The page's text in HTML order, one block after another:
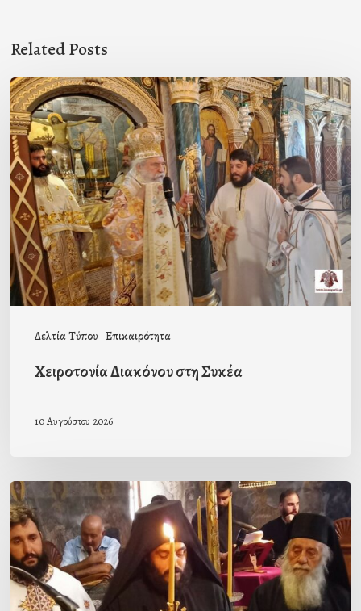
Related Posts
Δελτία Τύπου Επικαιρότητα
Χειροτονία
Διακόνου
στη
Συκέα
Χειροτονία Διακόνου στη Συκέα
10 Αυγούστου 2026
Μοναχική
κουρά
στην
Ιερά
Μονή